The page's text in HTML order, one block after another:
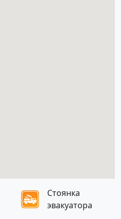
Стоянка
эвакуатора